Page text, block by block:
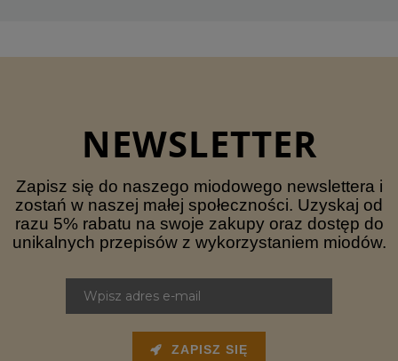
NEWSLETTER
Zapisz się do naszego miodowego newslettera i
zostań w naszej małej społeczności. Uzyskaj od
razu 5% rabatu na swoje zakupy oraz dostęp do
unikalnych przepisów z wykorzystaniem miodów.
ZAPISZ SIĘ